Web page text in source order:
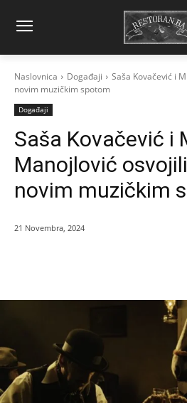
Naslovnica Događaji
Saša Kovačević i
novim muzičkim spotom
Događaji
Saša Kovačević i
Manojlović
novim muzičkim
21 Novembra, 2024